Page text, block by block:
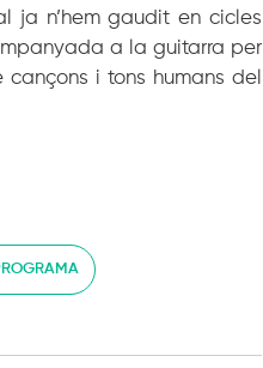
ja n’hem gaudit en cicles
a la guitarra per
i tons humans del